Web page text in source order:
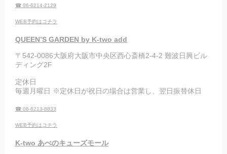
☎ 06-6214-2129
WEB予約はコチラ
QUEEN’S GARDEN by K-two add
〒542-0086大阪府大阪市中央区西心斎橋2-4-2 難波日興ビル
ディング2F
定休日
毎週月曜日 ※定休日が祝日の場合は営業し、翌日振替休日
☎ 06-6213-8833
WEB予約はコチラ
K-two あべのキューズモール